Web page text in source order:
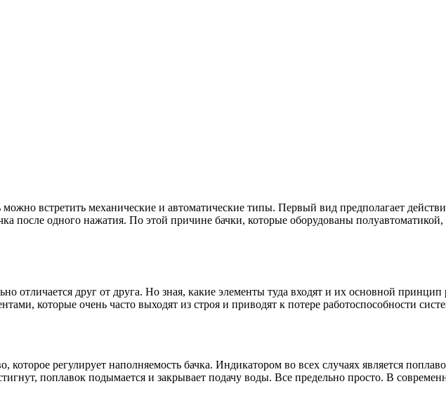
встретить механические и автоматические типы. Первый вид предполагает
после одного нажатия. По этой причине бачки, которые оборудованы полуавтоматикой,
отличается друг от друга. Но зная, какие элементы туда входят и их основной
которые очень часто выходят из строя и приводят к потере работоспособности
которое регулирует наполняемость бачка. Индикатором во всех случаях является
поплавок подымается и закрывает подачу воды. Все предельно просто. В